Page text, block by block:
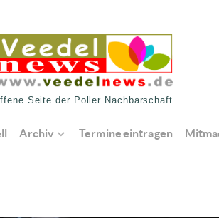
Seite der Poller Nachbarschaft
Archiv Termine eintragen